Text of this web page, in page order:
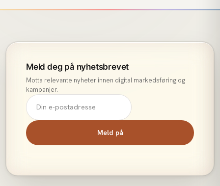
Meld deg på nyhetsbrevet
Motta relevante nyheter innen digital markedsføring og
kampanjer.
Meld på